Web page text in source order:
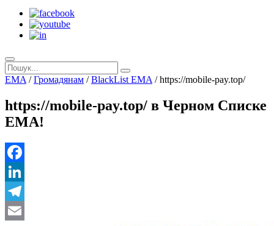
EMA /Громадянам /BlackList EMA /https://mobile-pay.top/
https://mobile-pay.top/ в Черном Списке
ЕМА!
Facebook
LinkedIn
Telegram